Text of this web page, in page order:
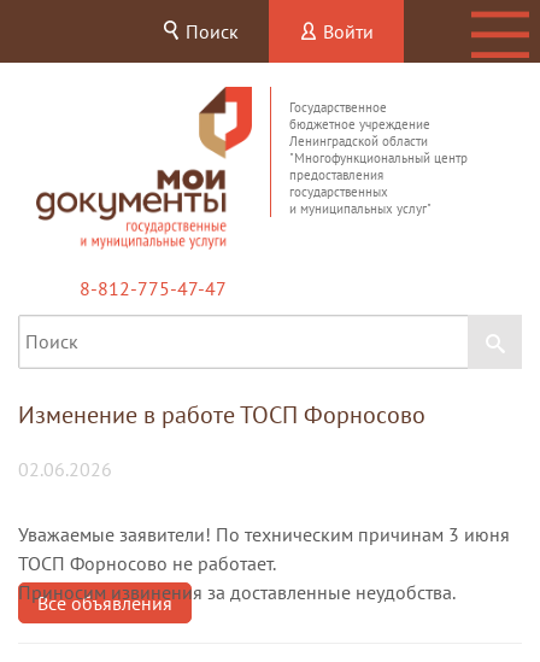
Поиск Войти
Государственное
бюджетное учреждение
Ленинградской области
"Многофункциональный центр
предоставления
государственных
и муниципальных услуг"
8-812-775-47-47
Изменение в работе ТОСП Форносово
02.06.2026
Уважаемые заявители! По техническим причинам 3 июня
ТОСП Форносово не работает.
Приносим извинения за доставленные неудобства.
Все объявления